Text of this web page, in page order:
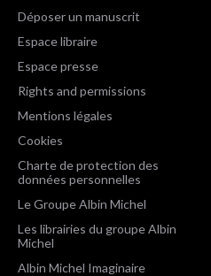
Déposer un manuscrit
Espace libraire
Espace presse
Rights and permissions
Mentions légales
Cookies
Charte de protection des
données personnelles
Le Groupe Albin Michel
Les librairies du groupe Albin
Michel
Albin Michel Imaginaire